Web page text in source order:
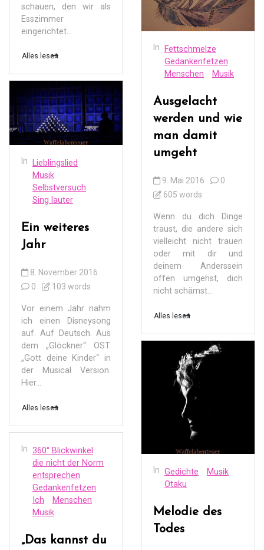
schauen, den wir als
Esszimmer
eingerichtet...
Alles lesen
In
Lieblingslied
Musik
Selbstversuch
Sing lauter
Ein weiteres
Jahr
8. November 2016
0
103 words
Vor einem Jahr nahm
ich einen Disneysong
auf. Auf Deutsch. Aus
dem „Glöckner“ OST.
„Gott deine Kinder“ in
der Musical Version.
Hier...
Alles lesen
In 360° Blickwinkel
die nicht der Norm
entsprechen
Gedankenfetzen
Ich
Menschen
Musik
„Das kannst du
In
Fettschmelze
Gedankenfetzen
Menschen
Musik
Ausgelacht
werden und wie
man damit
umgeht
9. Mai 2016
0
605 words
Wenn du dich Dinge
traust, die andere sich
vielleicht nicht trauen
oder mit dir und
deinem Anderssein
offen umgehst, dich
nicht schämst...
Alles lesen
In Gedichte
Musik
Otaku
Melodie des
Todes